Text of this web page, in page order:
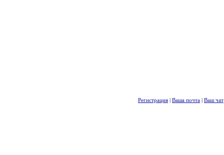
Регистрация | Ваша почта | Ваш чат